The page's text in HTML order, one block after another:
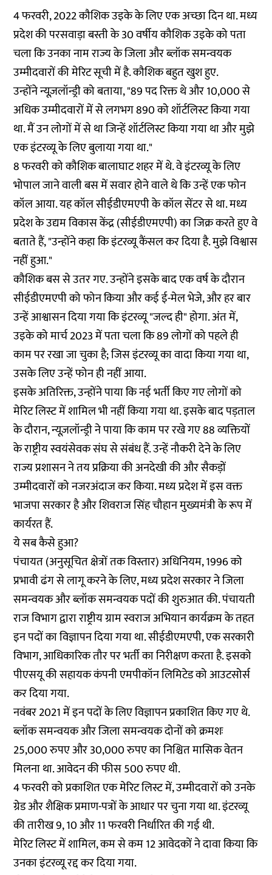
4 फरवरी, 2022 कौशिक उइके के लिए एक अच्छा दिन था. मध्य
प्रदेश की परसवाड़ा बस्ती के 30 वर्षीय कौशिक उइके को पता
चला कि उनका नाम राज्य के जिला और ब्लॉक समन्वयक
उम्मीदवारों की मेरिट सूची में है. कौशिक बहुत खुश हुए.
उन्होंने न्यूज़लॉन्ड्री को बताया, "89 पद रिक्त थे और 10,000 से
अधिक उम्मीदवारों में से लगभग 890 को शॉर्टलिस्ट किया गया
था. मैं उन लोगों में से था जिन्हें शॉर्टलिस्ट किया गया था और मुझे
एक इंटरव्यू के लिए बुलाया गया था."
8 फरवरी को कौशिक बालाघाट शहर में थे. वे इंटरव्यू के लिए
भोपाल जाने वाली बस में सवार होने वाले थे कि उन्हें एक फोन
कॉल आया. यह कॉल सीईडीएमएपी के कॉल सेंटर से था. मध्य
प्रदेश के उद्यम विकास केंद्र (सीईडीएमएपी) का जिक्र करते हुए वे
बताते हैं, "उन्होंने कहा कि इंटरव्यू कैंसल कर दिया है. मुझे विश्वास
नहीं हुआ."
कौशिक बस से उतर गए. उन्होंने इसके बाद एक वर्ष के दौरान
सीईडीएमएपी को फोन किया और कई ई-मेल भेजे, और हर बार
उन्हें आश्वासन दिया गया कि इंटरव्यू "जल्द ही" होगा. अंत में,
उइके को मार्च 2023 में पता चला कि 89 लोगों को पहले ही
काम पर रखा जा चुका है; जिस इंटरव्यू का वादा किया गया था,
उसके लिए उन्हें फोन ही नहीं आया.
इसके अतिरिक्त, उन्होंने पाया कि नई भर्ती किए गए लोगों को
मेरिट लिस्ट में शामिल भी नहीं किया गया था. इसके बाद पड़ताल
के दौरान, न्यूज़लॉन्ड्री ने पाया कि काम पर रखे गए 88 व्यक्तियों
के राष्ट्रीय स्वयंसेवक संघ से संबंध हैं. उन्हें नौकरी देने के लिए
राज्य प्रशासन ने तय प्रक्रिया की अनदेखी की और सैकड़ों
उम्मीदवारों को नजरअंदाज कर किया. मध्य प्रदेश में इस वक्त
भाजपा सरकार है और शिवराज सिंह चौहान मुख्यमंत्री के रूप में
कार्यरत हैं.
ये सब कैसे हुआ?
पंचायत (अनुसूचित क्षेत्रों तक विस्तार) अधिनियम, 1996 को
प्रभावी ढंग से लागू करने के लिए, मध्य प्रदेश सरकार ने जिला
समन्वयक और ब्लॉक समन्वयक पदों की शुरुआत की. पंचायती
राज विभाग द्वारा राष्ट्रीय ग्राम स्वराज अभियान कार्यक्रम के तहत
इन पदों का विज्ञापन दिया गया था. सीईडीएमएपी, एक सरकारी
विभाग, आधिकारिक तौर पर भर्ती का निरीक्षण करता है. इसको
पीएसयू की सहायक कंपनी एमपीकॉन लिमिटेड को आउटसोर्स
कर दिया गया.
नवंबर 2021 में इन पदों के लिए विज्ञापन प्रकाशित किए गए थे.
ब्लॉक समन्वयक और जिला समन्वयक दोनों को क्रमशः
25,000 रुपए और 30,000 रुपए का निश्चित मासिक वेतन
मिलना था. आवेदन की फीस 500 रुपए थी.
4 फरवरी को प्रकाशित एक मेरिट लिस्ट में, उम्मीदवारों को उनके
ग्रेड और शैक्षिक प्रमाण-पत्रों के आधार पर चुना गया था. इंटरव्यू
की तारीख 9, 10 और 11 फरवरी निर्धारित की गई थी.
मेरिट लिस्ट में शामिल, कम से कम 12 आवेदकों ने दावा किया कि
उनका इंटरव्यू रद्द कर दिया गया.